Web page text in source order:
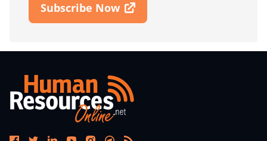
Subscribe Now
Open In New Window